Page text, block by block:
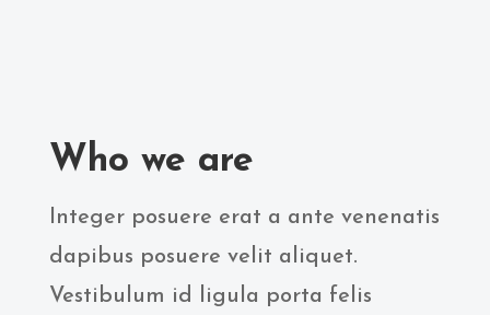
Who we are
Integer posuere erat a ante venenatis
dapibus posuere velit aliquet.
Vestibulum id ligula porta felis